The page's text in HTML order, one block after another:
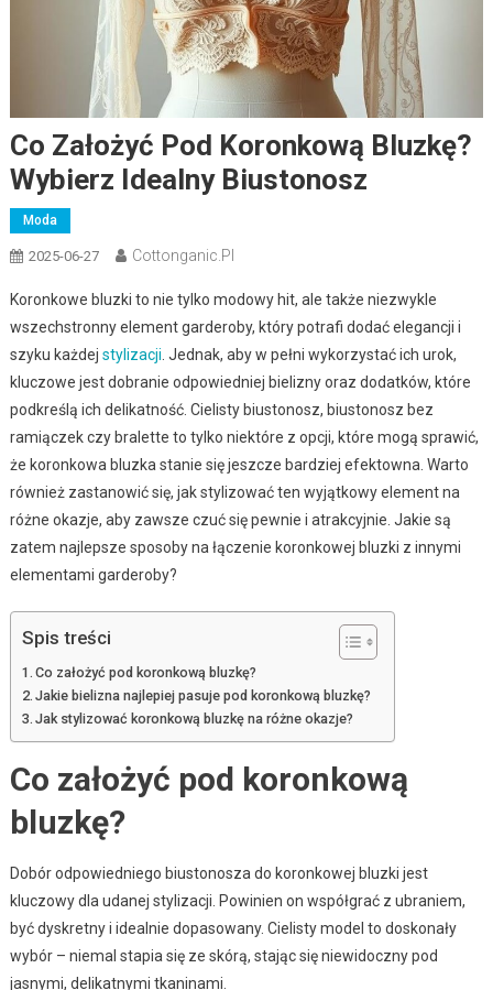
Co Założyć Pod Koronkową Bluzkę?
Wybierz Idealny Biustonosz
Moda
2025-06-27 Cottonganic.pl
Koronkowe bluzki to nie tylko modowy hit, ale także niezwykle
wszechstronny element garderoby, który potrafi dodać elegancji i
szyku każdej stylizacji . Jednak, aby w pełni wykorzystać ich urok,
kluczowe jest dobranie odpowiedniej bielizny oraz dodatków, które
podkreślą ich delikatność. Cielisty biustonosz, biustonosz bez
ramiączek czy bralette to tylko niektóre z opcji, które mogą sprawić,
że koronkowa bluzka stanie się jeszcze bardziej efektowna. Warto
również zastanowić się, jak stylizować ten wyjątkowy element na
różne okazje, aby zawsze czuć się pewnie i atrakcyjnie. Jakie są
zatem najlepsze sposoby na łączenie koronkowej bluzki z innymi
elementami garderoby?
Spis treści
Co założyć pod koronkową bluzkę?
Jakie bielizna najlepiej pasuje pod koronkową bluzkę?
Jak stylizować koronkową bluzkę na różne okazje?
Co założyć pod koronkową
bluzkę?
Dobór odpowiedniego biustonosza do koronkowej bluzki jest
kluczowy dla udanej stylizacji. Powinien on współgrać z ubraniem,
być dyskretny i idealnie dopasowany. Cielisty model to doskonały
wybór – niemal stapia się ze skórą, stając się niewidoczny pod
jasnymi, delikatnymi tkaninami.